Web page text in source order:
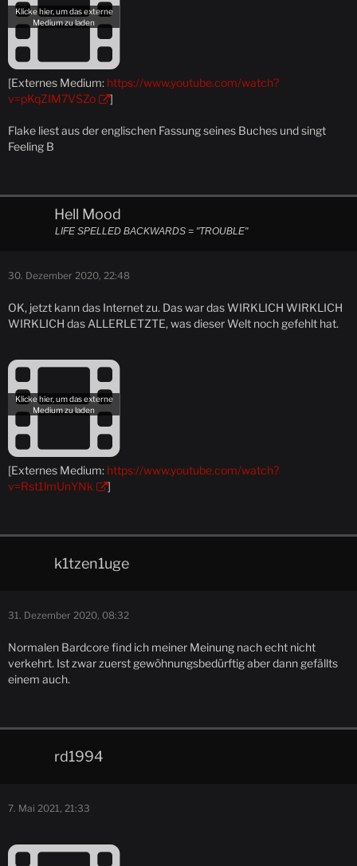
[Externes Medium: https://www.youtube.com/watch?
v=pKqZIM7VSZo
]
Flake liest aus der englischen Fassung seines Buches und singt
Feeling B
Hell Mood
LIFE SPELLED BACKWARDS = "TROUBLE"
30. Dezember 2020, 22:48
OK, jetzt kann das Internet zu. Das war das WIRKLICH WIRKLICH
WIRKLICH das ALLERLETZTE, was dieser Welt noch gefehlt hat.
[Externes Medium: https://www.youtube.com/watch?
v=Rst1lmUnYNk
]
k1tzen1uge
31. Dezember 2020, 08:32
Normalen Bardcore find ich meiner Meinung nach echt nicht
verkehrt. Ist zwar zuerst gewöhnungsbedürftig aber dann gefällts
einem auch.
rd1994
7. Mai 2021, 21:33